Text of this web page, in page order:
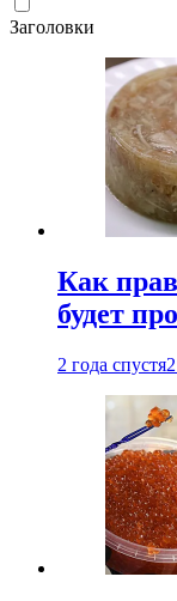
Заголовки
Как
будет
2 года спустя